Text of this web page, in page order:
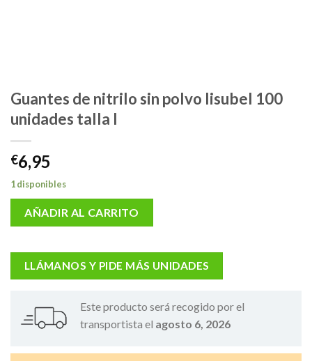
Guantes de nitrilo sin polvo lisubel 100
unidades talla l
€6,95
1 disponibles
AÑADIR AL CARRITO
LLÁMANOS Y PIDE MÁS UNIDADES
Este producto será recogido por el
transportista el agosto 6, 2026